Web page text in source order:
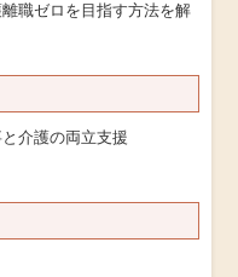
職ゼロを目指す方法を解
介護の両立支援